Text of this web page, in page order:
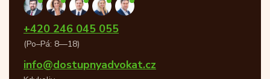
+420 246 045 055
(Po–Pá: 8—18)
info@dostupnyadvokat.cz